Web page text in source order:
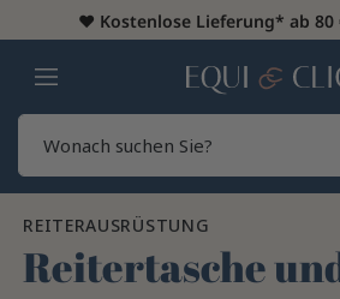
♥️ Kostenlose Lieferung* ab
Heim
REITERAUSRÜSTUNG
Reitertasche